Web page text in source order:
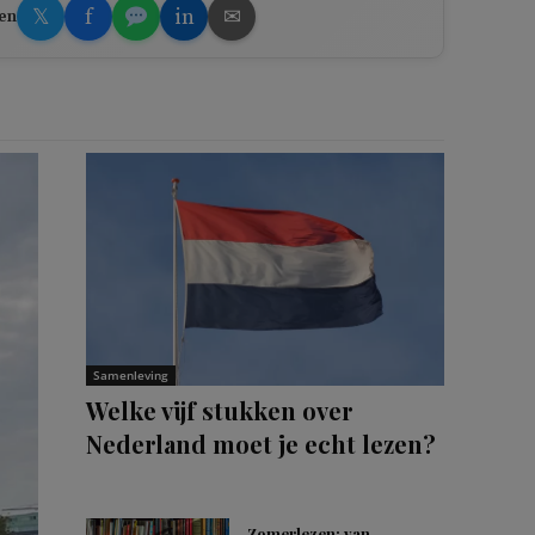
𝕏 f in ✉
Samenleving
Welke vijf stukken over
Nederland moet je echt lezen?